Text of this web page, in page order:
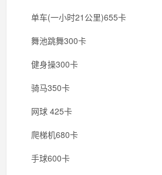
单车(一小时21公里)655卡
舞池跳舞300卡
健身操300卡
骑马350卡
网球 425卡
爬梯机680卡
手球600卡